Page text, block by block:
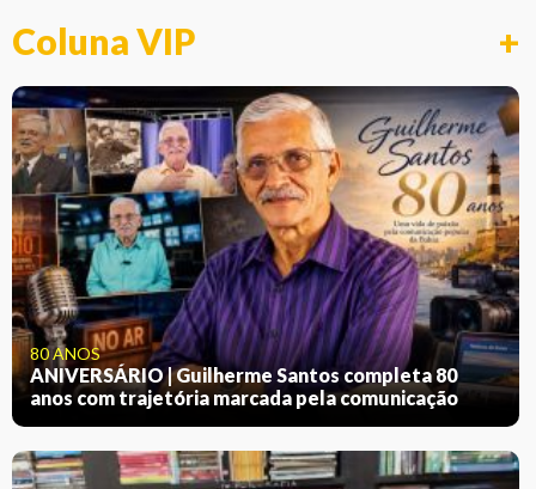
Coluna VIP +
80 ANOS
ANIVERSÁRIO | Guilherme Santos completa 80
anos com trajetória marcada pela comunicação